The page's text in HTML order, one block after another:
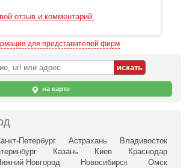
отзыв и комментарий.
для представителей фирм
на карте
Петербург Астрахань
Владивосток
Казань Киев
Краснодар
Новгород Новосибирск
Омск